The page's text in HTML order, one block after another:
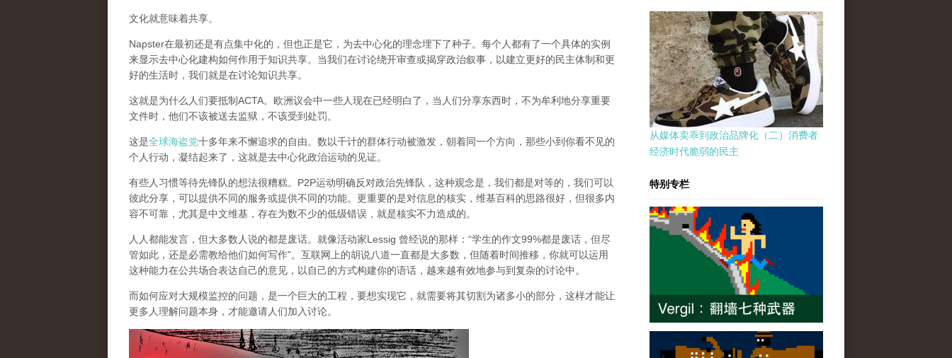
文化就意味着共享。
Napster在最初还是有点集中化的，但也正是它，为去中心化的理念埋下了种子。每个人都有了一个具体的实例
来显示去中心化建构如何作用于知识共享。 当我们在讨论绕开审查或揭穿政治叙事，以建立更好的民主体制和更
好的生活时，我们就是在讨论知识共享。
这就是为什么人们要抵制ACTA。欧洲议会中一些人现在已经明白了，当人们分享东西时，不为牟利地分享重要
文件时，他们不该被送去监狱，不该受到处罚。
这是全球海盗党十多年来不懈追求的自由。数以千计的群体行动被激发，朝着同一个方向，那些小到你看不见的
个人行动，凝结起来了， 这就是去中心化政治运动的见证。
有些人习惯等待先锋队的想法很糟糕。P2P运动明确反对政治先锋队，这种观念是，我们都是对等的，我们可以
彼此分享，可以提供不同的服务或提供不同的功能。更重要的是对信息的核实，维基百科的思路很好，但很多内
容不可靠，尤其是中文维基，存在为数不少的低级错误，就是核实不力造成的。
人人都能发言，但大多数人说的都是废话。就像活动家Lessig 曾经说的那样：“学生的作文99%都是废话，但尽
管如此，还是必需教给他们如何写作”。互联网上的胡说八道一直都是大多数，但随着时间推移，你就可以运用
这种能力在公共场合表达自己的意见，以自己的方式构建你的语话，越来越有效地参与到复杂的讨论中。
而如何应对大规模监控的问题，是一个巨大的工程，要想实现它，就需要将其切割为诸多小的部分，这样才能让
更多人理解问题本身，才能邀请人们加入讨论。
从媒体卖乖到政治品牌化（二）消费者
经济时代脆弱的民主
特别专栏